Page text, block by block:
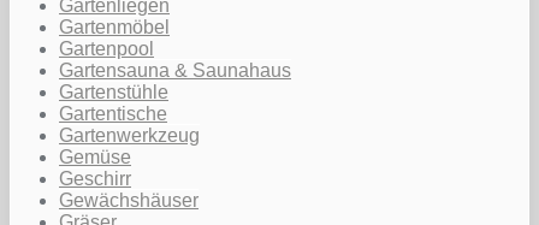
Gartenliegen
Gartenmöbel
Gartenpool
Gartensauna & Saunahaus
Gartenstühle
Gartentische
Gartenwerkzeug
Gemüse
Geschirr
Gewächshäuser